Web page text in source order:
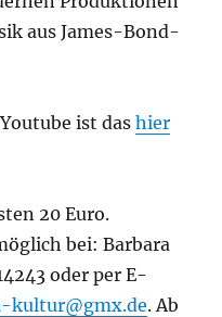
aus James-Bond-
ist dashier
20 Euro.
bei: Barbara
oder per E-
kultur@gmx.de. Ab